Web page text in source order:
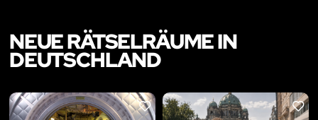
NEUE RÄTSELRÄUME IN
DEUTSCHLAND
LIKE LIKE